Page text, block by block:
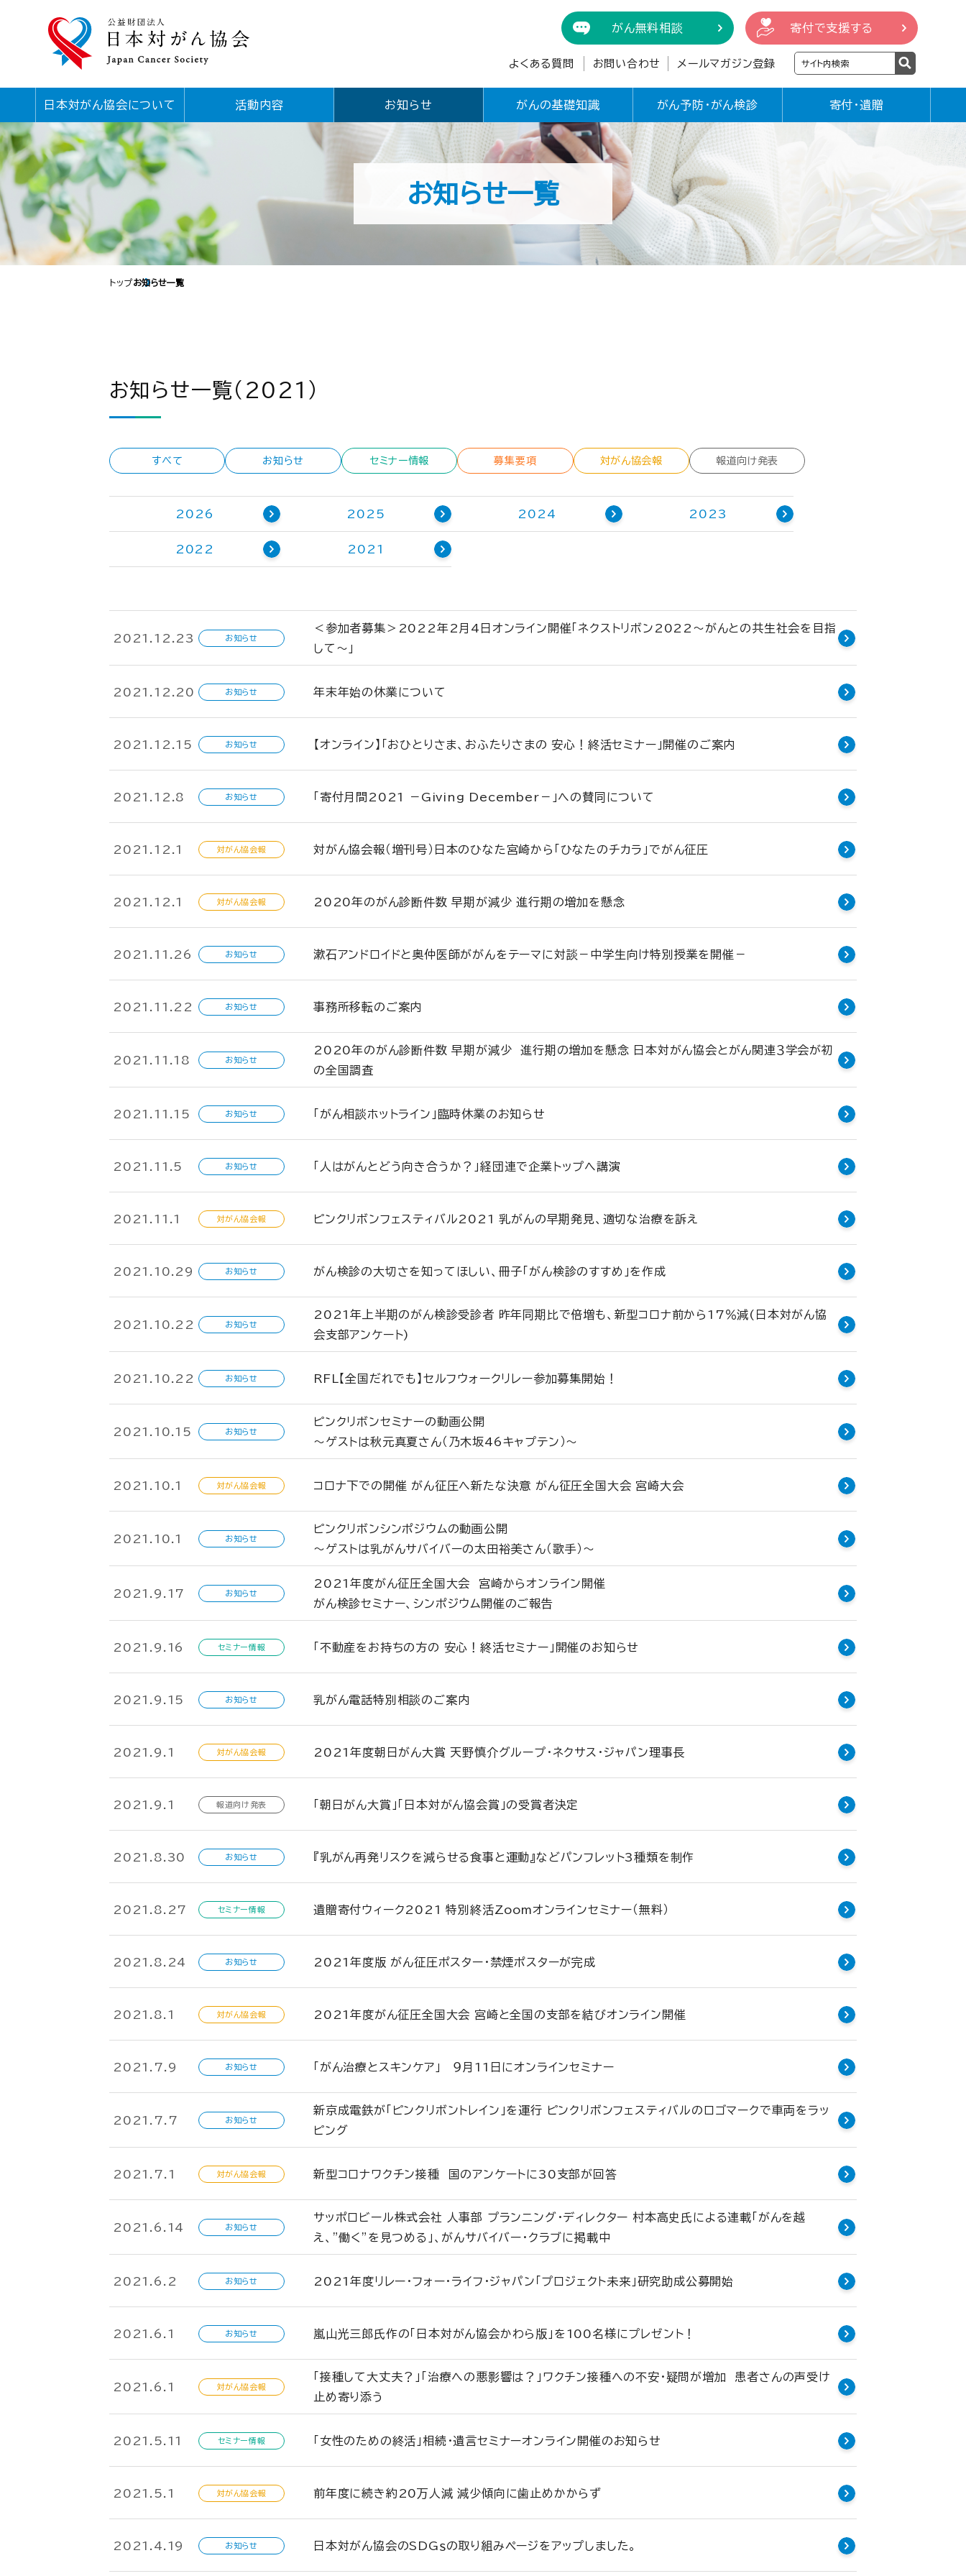
がん無料相談 寄付で支援する
よくある質問 お問い合わせ メールマガジン登録
日本対がん協会について 活動内容 お知らせ がんの基礎知識 がん予防・がん検診 寄付・遺贈
お知らせ一覧
トップお知らせ一覧
お知らせ一覧（2021）
すべて お知らせ セミナー情報 募集要項 対がん協会報 報道向け発表
2026 2025 2024 2023
2022 2021
2021.12.23 お知らせ
＜参加者募集＞2022年2月4日オンライン開催「ネクストリボン2022～がんとの共生社会を目指
して～」
2021.12.20 お知らせ 年末年始の休業について
2021.12.15 お知らせ 【オンライン】「おひとりさま、おふたりさまの 安心！終活セミナー」開催のご案内
2021.12.8 お知らせ 「寄付月間2021 －Giving December－」への賛同について
2021.12.1 対がん協会報 対がん協会報（増刊号）日本のひなた宮崎から「ひなたのチカラ」でがん征圧
2021.12.1 対がん協会報 2020年のがん診断件数 早期が減少 進行期の増加を懸念
2021.11.26 お知らせ 漱石アンドロイドと奥仲医師ががんをテーマに対談－中学生向け特別授業を開催－
2021.11.22 お知らせ 事務所移転のご案内
2021.11.18 お知らせ
2020年のがん診断件数 早期が減少 進行期の増加を懸念 日本対がん協会とがん関連３学会が初
の全国調査
2021.11.15 お知らせ 「がん相談ホットライン」臨時休業のお知らせ
2021.11.5 お知らせ 「人はがんとどう向き合うか？」経団連で企業トップへ講演
2021.11.1 対がん協会報 ピンクリボンフェスティバル2021 乳がんの早期発見、適切な治療を訴え
2021.10.29 お知らせ がん検診の大切さを知ってほしい、冊子「がん検診のすすめ」を作成
2021.10.22 お知らせ
2021年上半期のがん検診受診者 昨年同期比で倍増も、新型コロナ前から17％減(日本対がん協
会支部アンケート)
2021.10.22 お知らせ RFL【全国だれでも】セルフウォークリレー参加募集開始！
2021.10.15 お知らせ
ピンクリボンセミナーの動画公開
～ゲストは秋元真夏さん（乃木坂46キャプテン）～
2021.10.1 対がん協会報 コロナ下での開催 がん征圧へ新たな決意 がん征圧全国大会 宮崎大会
2021.10.1 お知らせ
ピンクリボンシンポジウムの動画公開
～ゲストは乳がんサバイバーの太田裕美さん（歌手）～
2021.9.17 お知らせ
2021年度がん征圧全国大会 宮崎からオンライン開催
がん検診セミナー、シンポジウム開催のご報告
2021.9.16 セミナー情報 「不動産をお持ちの方の 安心！終活セミナー」開催のお知らせ
2021.9.15 お知らせ 乳がん電話特別相談のご案内
2021.9.1 対がん協会報 2021年度朝日がん大賞 天野慎介グループ・ネクサス・ジャパン理事長
2021.9.1 報道向け発表 「朝日がん大賞」「日本対がん協会賞」の受賞者決定
2021.8.30 お知らせ 『乳がん再発リスクを減らせる食事と運動』などパンフレット3種類を制作
2021.8.27 セミナー情報 遺贈寄付ウィーク2021 特別終活Zoomオンラインセミナー（無料）
2021.8.24 お知らせ 2021年度版 がん征圧ポスター・禁煙ポスターが完成
2021.8.1 対がん協会報 2021年度がん征圧全国大会 宮崎と全国の支部を結びオンライン開催
2021.7.9 お知らせ 「がん治療とスキンケア」 ９月11日にオンラインセミナー
2021.7.7 お知らせ
新京成電鉄が「ピンクリボントレイン」を運行 ピンクリボンフェスティバルのロゴマークで車両をラッ
ピング
2021.7.1 対がん協会報 新型コロナワクチン接種 国のアンケートに30支部が回答
2021.6.14 お知らせ
サッポロビール株式会社 人事部 プランニング・ディレクター 村本高史氏による連載「がんを越
え、”働く”を見つめる」、がんサバイバー・クラブに掲載中
2021.6.2 お知らせ 2021年度リレー・フォー・ライフ・ジャパン「プロジェクト未来」研究助成公募開始
2021.6.1 お知らせ 嵐山光三郎氏作の「日本対がん協会かわら版」を100名様にプレゼント！
2021.6.1 対がん協会報
「接種して大丈夫？」「治療への悪影響は？」ワクチン接種への不安・疑問が増加 患者さんの声受け
止め寄り添う
2021.5.11 セミナー情報 「女性のための終活」相続・遺言セミナーオンライン開催のお知らせ
2021.5.1 対がん協会報 前年度に続き約20万人減 減少傾向に歯止めかからず
2021.4.19 お知らせ 日本対がん協会のSDGｓの取り組みページをアップしました。